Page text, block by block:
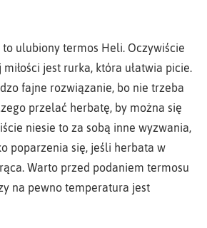
to ulubiony termos Heli. Oczywiście
jest rurka, która ułatwia picie.
fajne rozwiązanie, bo nie trzeba
przelać herbatę, by można się
niesie to za sobą inne wyzwania,
poparzenia się, jeśli herbata w
Warto przed podaniem termosu
na pewno temperatura jest